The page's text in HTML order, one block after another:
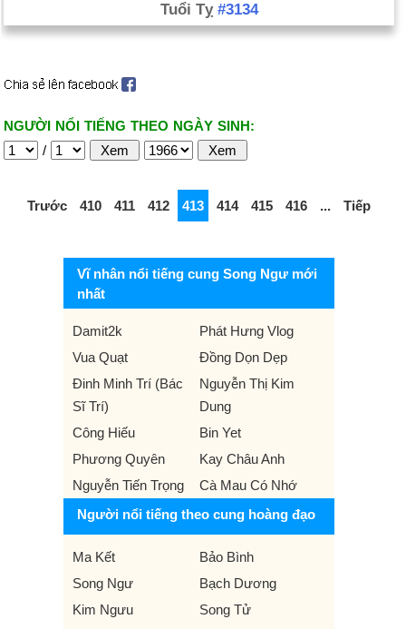
Tuổi Tỵ #3134
NGƯỜI NỔI TIẾNG THEO NGÀY SINH:
/
Trước 410 411 412 413 414 415 416 ... Tiếp
Vĩ nhân nổi tiếng cung Song Ngư mới
nhất
Damit2k
Phát Hưng Vlog
Vua Quạt
Đồng Dọn Dẹp
Đinh Minh Trí (Bác
Sĩ Trí)
Nguyễn Thị Kim
Dung
Công Hiếu
Bin Yet
Phương Quyên
Kay Châu Anh
Nguyễn Tiến Trọng
Cà Mau Có Nhớ
Người nổi tiếng theo cung hoàng đạo
Ma Kết
Bảo Bình
Song Ngư
Bạch Dương
Kim Ngưu
Song Tử